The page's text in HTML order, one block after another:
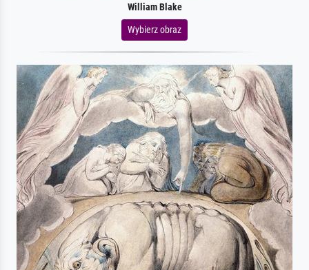
William Blake
Wybierz obraz